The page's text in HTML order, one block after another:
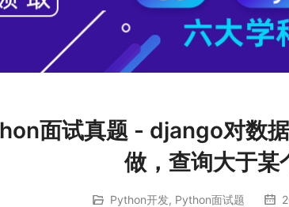
面试真题 - django对数
做，查询大于某
Python开发, Python面试题